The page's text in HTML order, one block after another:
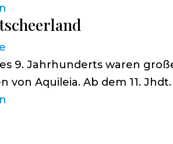
9. Jahrhunderts waren
von Aquileia. Ab dem 11.